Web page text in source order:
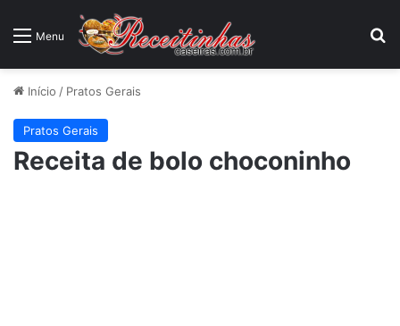
Menu
Início / Pratos Gerais
Pratos Gerais
Receita de bolo choconinho